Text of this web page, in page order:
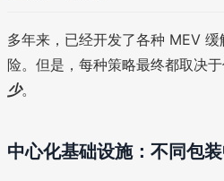
多年来，已经开发了各种 MEV
险。但是，每种策略最终都取决
少。
中心化基础设施：不同包